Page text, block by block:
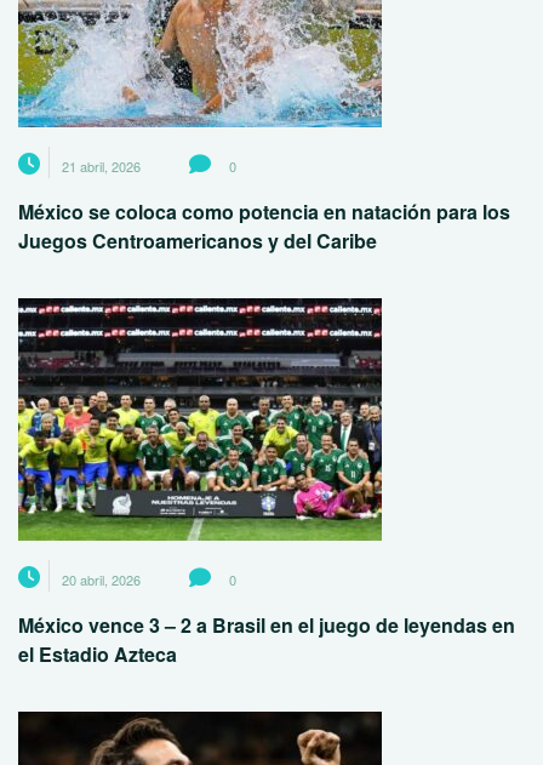
21 abril, 2026 0
México se coloca como potencia en natación para los
Juegos Centroamericanos y del Caribe
20 abril, 2026 0
México vence 3 – 2 a Brasil en el juego de leyendas en
el Estadio Azteca